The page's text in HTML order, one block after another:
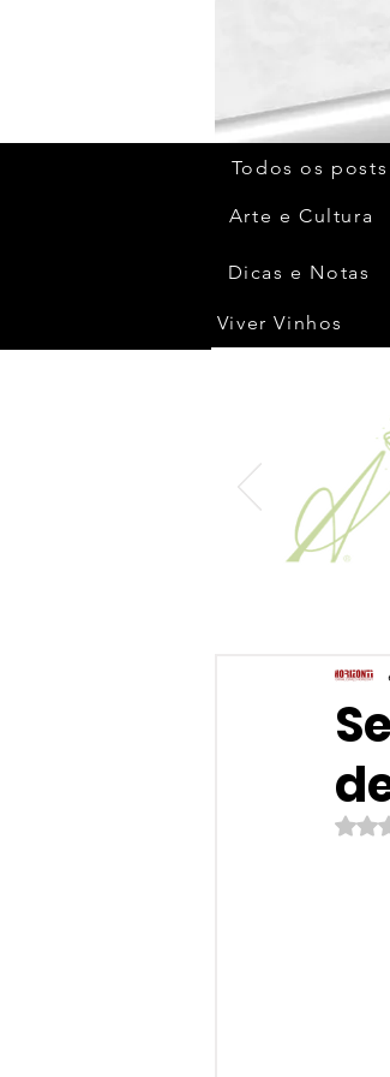
Todos os posts
Arte e Cultura
Dicas e Notas
Viver Vinhos